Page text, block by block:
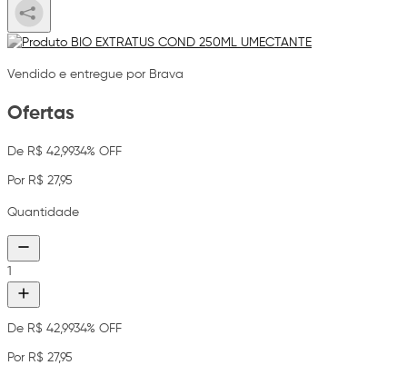
Vendido e entregue por Brava
Ofertas
De R$ 42,9934% OFF
Por R$ 27,95
Quantidade
1
De R$ 42,9934% OFF
Por R$ 27,95